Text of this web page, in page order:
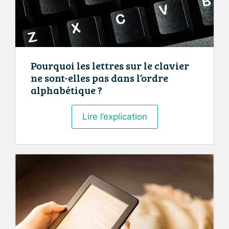
Pourquoi les lettres sur le clavier
ne sont-elles pas dans l’ordre
alphabétique ?
Lire l’explicationPourquoi
les
lettres
sur
clavier
ne
sont-
elles